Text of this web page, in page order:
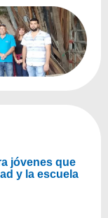
jóvenes que
y la escuela